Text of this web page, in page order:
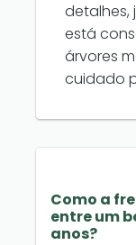
detalhes,
está
árvores
cuidado
Como a
entre um
anos?